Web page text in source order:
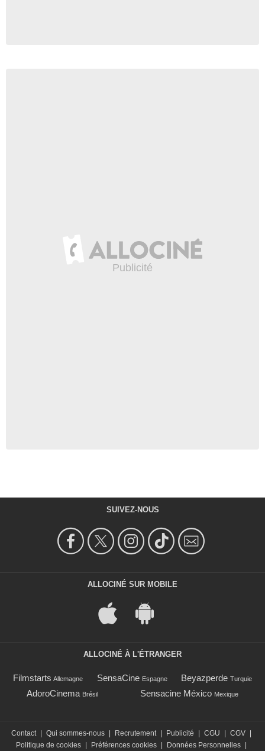
SUIVEZ-NOUS
ALLOCINÉ SUR MOBILE
ALLOCINÉ À L'ÉTRANGER
Filmstarts Allemagne SensaCine Espagne Beyazperde Turquie
AdoroCinema Brésil Sensacine México Mexique
Contact | Qui sommes-nous | Recrutement | Publicité | CGU | CGV |
Politique de cookies | Préférences cookies | Données Personnelles |